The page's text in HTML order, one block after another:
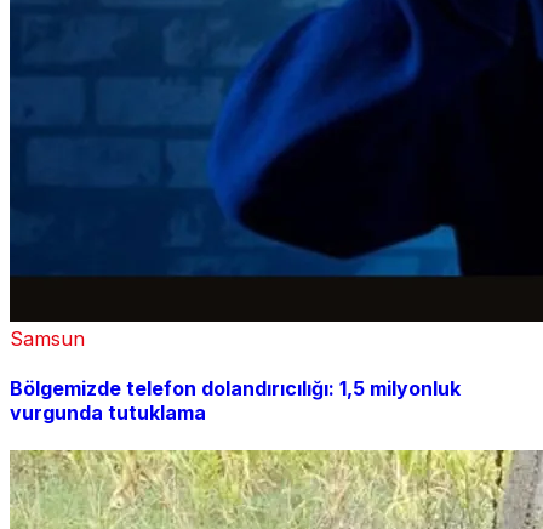
Samsun
Bölgemizde telefon dolandırıcılığı: 1,5 milyonluk
vurgunda tutuklama